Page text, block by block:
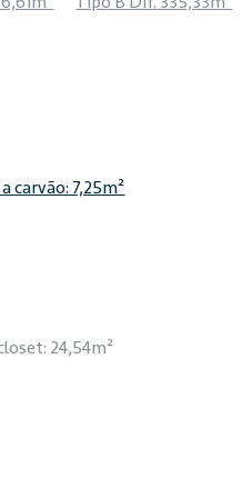
carvão: 7,25m²
24,54m²